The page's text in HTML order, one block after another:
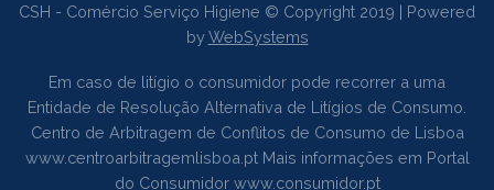
CSH - Comércio Serviço Higiene © Copyright 2019 | Powered
byWebSystems
Em caso de litígio o consumidor pode recorrer a uma
Entidade de Resolução Alternativa de Litígios de Consumo.
Centro de Arbitragem de Conflitos de Consumo de Lisboa
www.centroarbitragemlisboa.ptMais informações em Portal
do Consumidor www.consumidor.pt